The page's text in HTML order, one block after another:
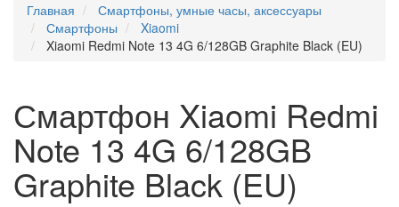
Главная
Смартфоны, умные часы, аксессуары
Смартфоны
Xiaomi
Xiaomi Redmi Note 13 4G 6/128GB Graphite Black (EU)
Смартфон Xiaomi Redmi
Note 13 4G 6/128GB
Graphite Black (EU)